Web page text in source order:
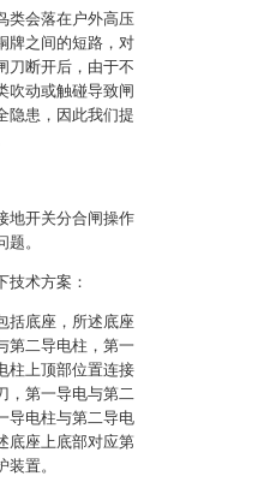
类会落在户外高压
牌之间的短路，对
刀断开后，由于不
吹动或触碰导致闸
隐患，因此我们提
地开关分合闸操作
。
技术方案：
括底座，所述底座
第二导电柱，第一
柱上顶部位置连接
，第一导电与第二
导电柱与第二导电
底座上底部对应第
置。